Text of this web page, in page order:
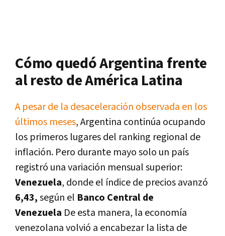
Cómo quedó Argentina frente
al resto de América Latina
A pesar de la desaceleración observada en los
últimos meses, Argentina continúa ocupando
los primeros lugares del ranking regional de
inflación. Pero durante mayo solo un país
registró una variación mensual superior:
Venezuela, donde el índice de precios avanzó
6,43,según el Banco Central de
Venezuela De esta manera, la economía
venezolana volvió a encabezar la lista de